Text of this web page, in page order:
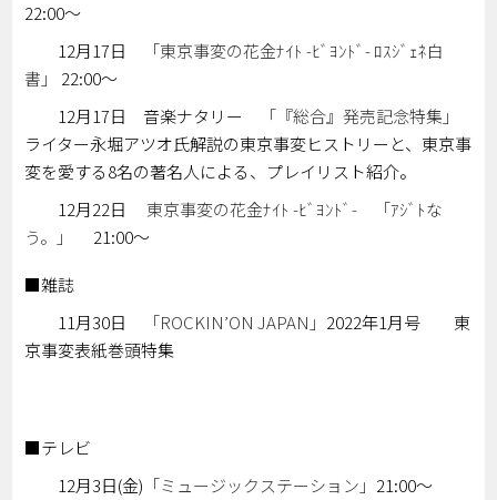
22:00～
12月17日
「東京事変の花金ﾅｲﾄ -ﾋﾞﾖﾝﾄﾞ- ﾛｽｼﾞｪﾈ白
書」 22:00～
12月17日 音楽ナタリー
「『総合』発売記念特集」
ライター永堀アツオ氏解説の東京事変ヒストリーと、東京事
変を愛する8名の著名人による、プレイリスト紹介。
12月22日 東京事変の花金ﾅｲﾄ -ﾋﾞﾖﾝﾄﾞ- 「ｱｼﾞﾄな
う。」
21:00～
■雑誌
11月30日
「ROCKIN’ON JAPAN」 2022年1月号 東
京事変表紙巻頭特集
■テレビ
12月3日(金) 「ミュージックステーション」 21:00～